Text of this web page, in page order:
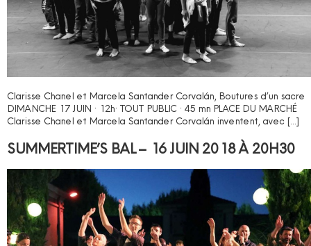
Clarisse Chanel et Marcela Santander Corvalán, Boutures d’un sacre
DIMANCHE 17 JUIN · 12h· TOUT PUBLIC · 45 mn PLACE DU MARCHÉ
Clarisse Chanel et Marcela Santander Corvalán inventent, avec […]
SUMMERTIME’S BAL – 16 JUIN 2018 À 20H30